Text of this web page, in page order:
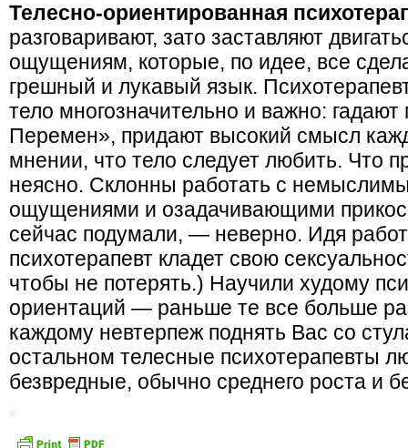
Телесно-ориентированная
разговаривают, зато заставляют
ощущениям, которые, по идее, все
грешный и лукавый язык.
тело многозначительно и важно: гадают
Перемен», придают высокий смысл
мнении, что тело следует любить. Что
неясно. Склонны работать с
ощущениями и озадачивающими
сейчас подумали, — неверно. Идя
психотерапевт кладет свою
чтобы не потерять.) Научили худому
ориентаций — раньше те все больше
каждому невтерпеж поднять Вас со
остальном телесные психотерапевты
безвредные, обычно среднего роста и